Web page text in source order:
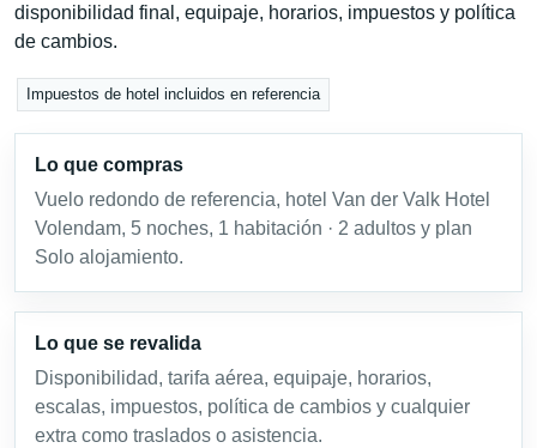
disponibilidad final, equipaje, horarios, impuestos y política
de cambios.
Impuestos de hotel incluidos en referencia
Lo que compras
Vuelo redondo de referencia, hotel Van der Valk Hotel
Volendam, 5 noches, 1 habitación · 2 adultos y plan
Solo alojamiento.
Lo que se revalida
Disponibilidad, tarifa aérea, equipaje, horarios,
escalas, impuestos, política de cambios y cualquier
extra como traslados o asistencia.